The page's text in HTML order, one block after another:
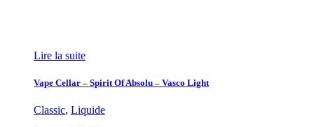
Lire la suite
Vape Cellar – Spirit Of Absolu – Vasco Light
Classic, Liquide